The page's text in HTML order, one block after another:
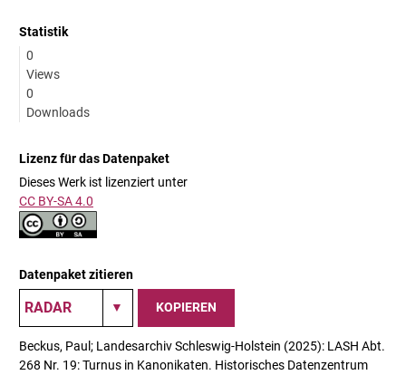
Statistik
0
Views
0
Downloads
Lizenz für das Datenpaket
Dieses Werk ist lizenziert unter
CC BY-SA 4.0
Datenpaket zitieren
KOPIEREN
Beckus, Paul; Landesarchiv Schleswig-Holstein (2025): LASH Abt.
268 Nr. 19: Turnus in Kanonikaten. Historisches Datenzentrum